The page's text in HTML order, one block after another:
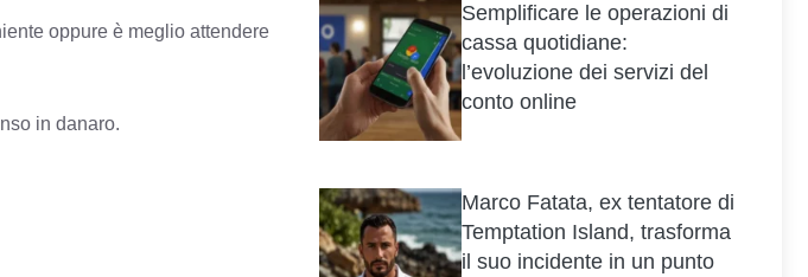
oppure è meglio attendere
in danaro.
Semplificare le operazioni di
cassa quotidiane:
l’evoluzione dei servizi del
conto online
Marco Fatata, ex tentatore di
Temptation Island, trasforma
il suo incidente in un punto